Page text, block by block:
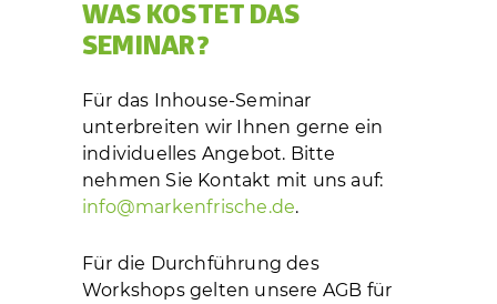
WAS KOSTET DAS
SEMINAR?
Für das Inhouse-Seminar
unterbreiten wir Ihnen gerne ein
individuelles Angebot. Bitte
nehmen Sie Kontakt mit uns auf:
info@markenfrische.de.
Für die Durchführung des
Workshops gelten unsere AGB für